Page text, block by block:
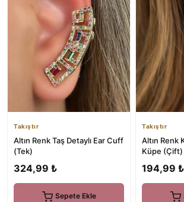
Takıştır
Altın Renk Taş Detaylı Ear Cuff
(Tek)
324,99 ₺
Sepete Ekle
Takıştır
Altın Renk
Küpe (Çift)
194,99 ₺